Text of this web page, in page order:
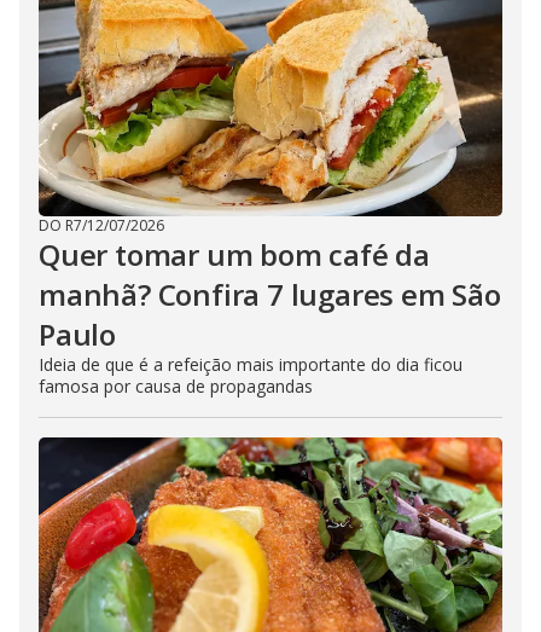
DO R7/12/07/2026
Quer tomar um bom café da
manhã? Confira 7 lugares em São
Paulo
Ideia de que é a refeição mais importante do dia ficou
famosa por causa de propagandas